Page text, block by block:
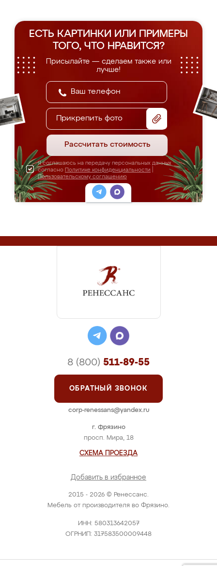
ЕСТЬ КАРТИНКИ ИЛИ ПРИМЕРЫ
ТОГО, ЧТО НРАВИТСЯ?
Присылайте — сделаем также или
лучше!
Прикрепить фото
Рассчитать стоимость
Я соглашаюсь на передачу персональных данных
согласно Политике конфиденциальности
Пользовательскому соглашению
2015 - 2026 © Ренессанс.
Мебель от производителя во Фрязино.
ИНН: 580313642057
ОГРНИП: 317583500009448
г. Фрязино
просп. Мира, 18
СХЕМА ПРОЕЗДА
Добавить в избранное
8 (800) 511-89-55
ОБРАТНЫЙ ЗВОНОК
corp-renessans@yandex.ru